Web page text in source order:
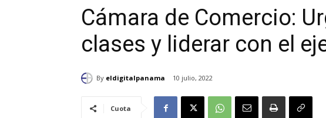
Cámara de Comercio:
clases y liderar con el
By eldigitalpanama 10 julio, 2022
Cuota